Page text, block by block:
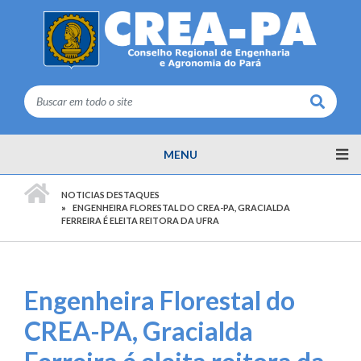
Buscar
MENU
NOTICIAS DESTAQUES
ENGENHEIRA FLORESTAL DO CREA-PA, GRACIALDA
FERREIRA É ELEITA REITORA DA UFRA
Engenheira Florestal do
CREA-PA, Gracialda